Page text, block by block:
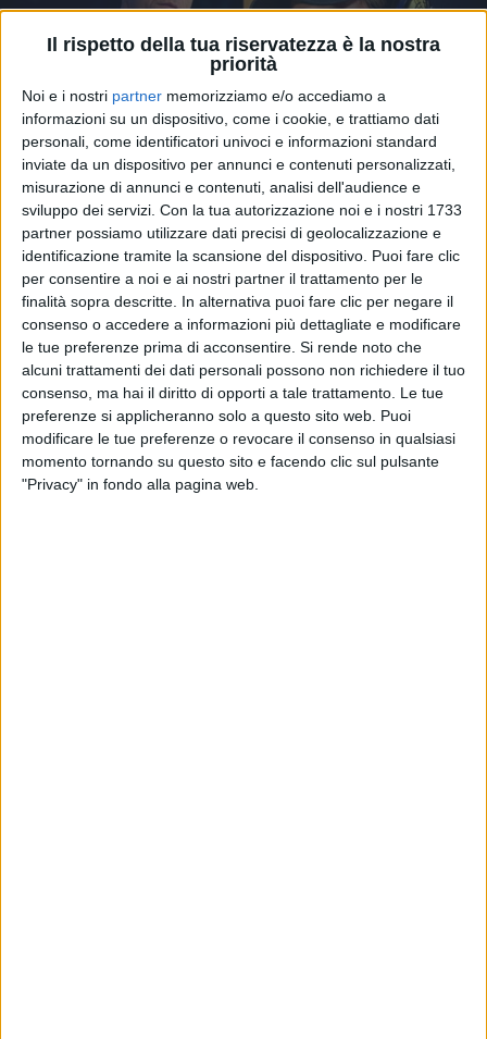
Il rispetto della tua riservatezza è la nostra
priorità
Noi e i nostri partner memorizziamo e/o accediamo a
informazioni su un dispositivo, come i cookie, e trattiamo dati
personali, come identificatori univoci e informazioni standard
inviate da un dispositivo per annunci e contenuti personalizzati,
misurazione di annunci e contenuti, analisi dell'audience e
sviluppo dei servizi. Con la tua autorizzazione noi e i nostri 1733
partner possiamo utilizzare dati precisi di geolocalizzazione e
identificazione tramite la scansione del dispositivo. Puoi fare clic
per consentire a noi e ai nostri partner il trattamento per le
finalità sopra descritte. In alternativa puoi fare clic per negare il
consenso o accedere a informazioni più dettagliate e modificare
le tue preferenze prima di acconsentire. Si rende noto che
alcuni trattamenti dei dati personali possono non richiedere il tuo
consenso, ma hai il diritto di opporti a tale trattamento. Le tue
preferenze si applicheranno solo a questo sito web. Puoi
modificare le tue preferenze o revocare il consenso in qualsiasi
momento tornando su questo sito e facendo clic sul pulsante
"Privacy" in fondo alla pagina web.
NOVITÀ 17 giu 2021
Fabio Rovazzi e Eros Ramazzotti, “Il brano
dell'estate? È segreto”: video
A sorpresa i due artisti sono apparsi insieme in
questa Instagram Story, ad alto tasso d'ironia ma con
un importante annuncio tra le righe. “Non siete
pronti”, poi la verità: il loro duetto si chiama "La mia
felicità"